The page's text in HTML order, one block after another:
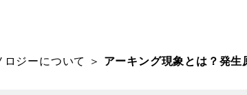
ロジーについて ＞ アーキング現象とは？発生